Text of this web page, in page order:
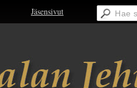
Jäsensivut